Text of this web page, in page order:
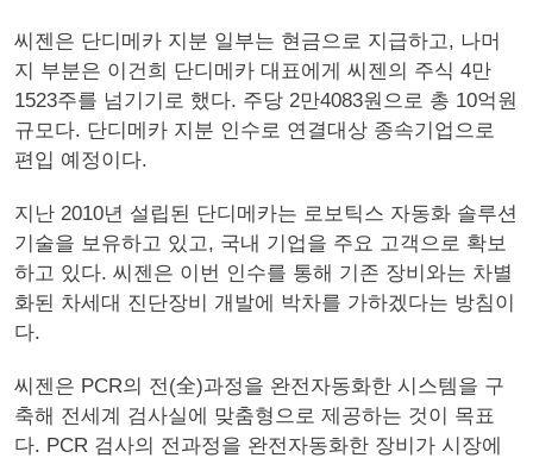
씨젠은 단디메카 지분 일부는 현금으로 지급하고, 나머
지 부분은 이건희 단디메카 대표에게 씨젠의 주식 4만
1523주를 넘기기로 했다. 주당 2만4083원으로 총 10억원
규모다. 단디메카 지분 인수로 연결대상 종속기업으로
편입 예정이다.
지난 2010년 설립된 단디메카는 로보틱스 자동화 솔루션
기술을 보유하고 있고, 국내 기업을 주요 고객으로 확보
하고 있다. 씨젠은 이번 인수를 통해 기존 장비와는 차별
화된 차세대 진단장비 개발에 박차를 가하겠다는 방침이
다.
씨젠은 PCR의 전(全)과정을 완전자동화한 시스템을 구
축해 전세계 검사실에 맞춤형으로 제공하는 것이 목표
다. PCR 검사의 전과정을 완전자동화한 장비가 시장에